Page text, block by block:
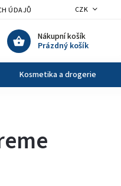
ÚDAJŮ VÝMĚNA A VRÁCENÍ
CZK
Nákupní košík
Prázdný košík
Kosmetika a drogerie